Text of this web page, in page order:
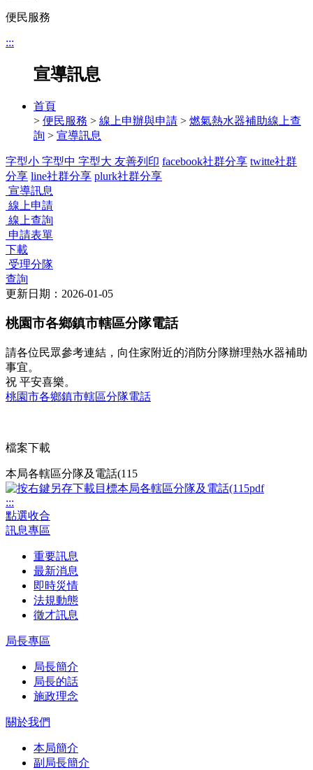
便民服務
:::
宣導訊息
首頁
> 便民服務 > 線上申辦與申請 > 燃氣熱水器補助線上查
詢 > 宣導訊息
字型小 字型中 字型大 友善列印 facebook社群分享 twitte社群
分享 line社群分享 plurk社群分享
宣導訊息
線上申請
線上查詢
申請表單
下載
受理分隊
查詢
更新日期：2026-01-05
桃園市各鄉鎮市轄區分隊電話
請各位民眾參考連結，向住家附近的消防分隊辦理熱水器補助
事宜。
祝 平安喜樂。
桃園市各鄉鎮市轄區分隊電話
檔案下載
本局各轄區分隊及電話(115
:::
點選收合
訊息專區
重要訊息
最新消息
即時災情
法規動態
徵才訊息
局長專區
局長簡介
局長的話
施政理念
關於我們
本局簡介
副局長簡介